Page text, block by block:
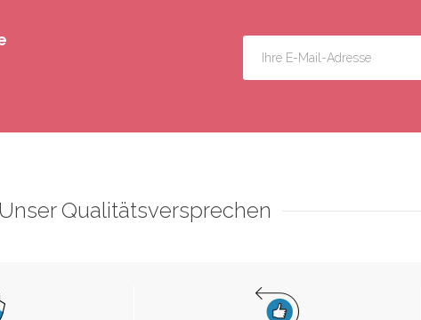
Unser Qualitätsversprechen